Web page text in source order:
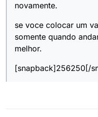
novamente.
se voce colocar um
somente quando
melhor.
[snapback]256250[/